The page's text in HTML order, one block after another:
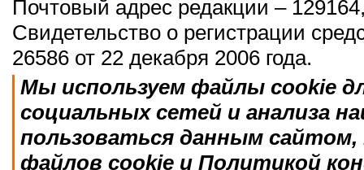
Почтовый адрес редакции –
Свидетельство о регистрации
26586 от 22 декабря 2006 года.
Мы используем файлы cookie
социальных сетей и анализа
пользоваться данным
файлов cookie и Политикой